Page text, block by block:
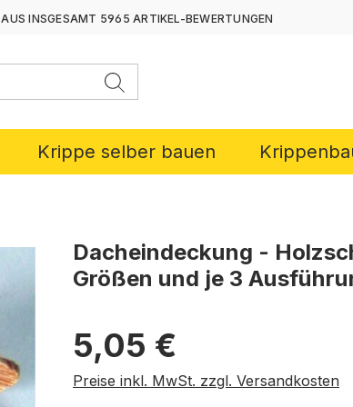
AUS INSGESAMT 5965 ARTIKEL-BEWERTUNGEN
Krippe selber bauen
Dacheindeckung -
Größen und je 3
Regulärer Preis:
5,05 €
Preise inkl. MwSt. zzgl. Versandkosten